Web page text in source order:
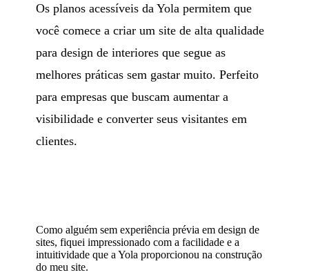
Os planos acessíveis da Yola permitem que
você comece a criar um site de alta qualidade
para design de interiores que segue as
melhores práticas sem gastar muito. Perfeito
para empresas que buscam aumentar a
visibilidade e converter seus visitantes em
clientes.
Como alguém sem experiência prévia em design de
sites, fiquei impressionado com a facilidade e a
intuitividade que a Yola proporcionou na construção
do meu site.